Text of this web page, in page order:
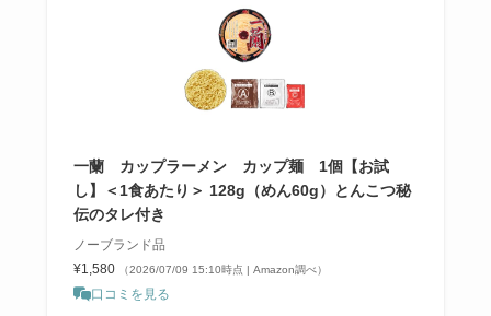
一蘭 カップラーメン カップ麺 1個【お試
し】＜1食あたり＞ 128g（めん60g）とんこつ秘
伝のタレ付き
ノーブランド品
¥1,580
（2026/07/09 15:10時点 | Amazon調べ）
口コミを見る